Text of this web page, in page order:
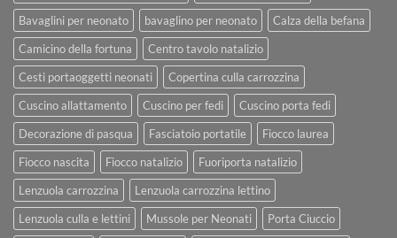
Bavaglini per neonato
bavaglino per neonato
Calza della befana
Camicino della fortuna
Centro tavolo natalizio
Cesti portaoggetti neonati
Copertina culla carrozzina
Cuscino allattamento
Cuscino per fedi
Cuscino porta fedi
Decorazione di pasqua
Fasciatoio portatile
Fiocco laurea
Fiocco nascita
Fiocco natalizio
Fuoriporta natalizio
Lenzuola carrozzina
Lenzuola carrozzina lettino
Lenzuola culla e lettini
Mussole per Neonati
Porta Ciuccio